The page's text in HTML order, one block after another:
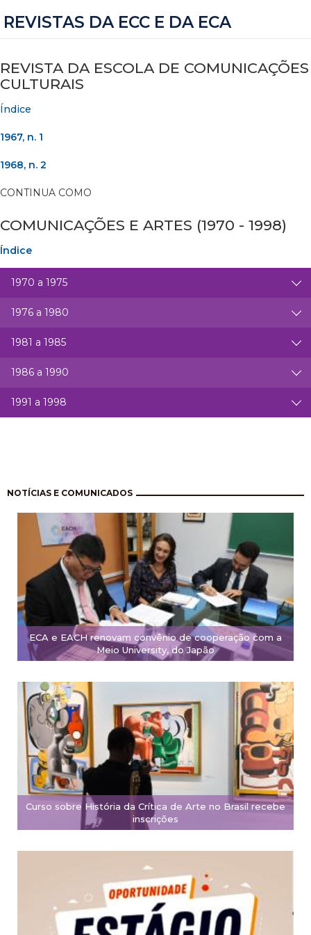
REVISTAS DA ECC E DA ECA
REVISTA DA ESCOLA DE COMUNICAÇÕES
CULTURAIS
Índice
1967, n. 1
1968, n. 2
CONTINUA COMO
COMUNICAÇÕES E ARTES (1970 - 1998)
Índice
1970 a 1975
1976 a 1980
1981 a 1985
1986 a 1990
1991 a 1998
NOTÍCIAS E COMUNICADOS
ECA e EACH renovam convênio de cooperação com a
Meio University, do Japão
Curso sobre História da Crítica de Arte no Brasil recebe
inscrições
Paginação